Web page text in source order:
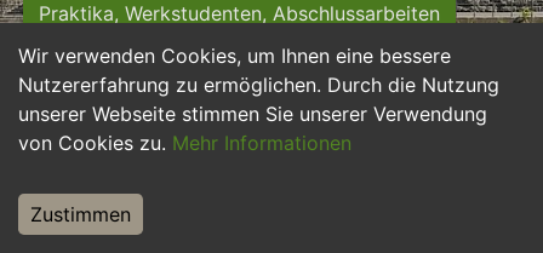
Wir verwenden Cookies, um Ihnen eine bessere
Nutzererfahrung zu ermöglichen. Durch die Nutzung
unserer Webseite stimmen Sie unserer Verwendung
von Cookies zu. Mehr Informationen
Zustimmen
Praktika, Werkstudenten, Abschlussarbeiten
Personalwesen Assistenz, Sekretariat
Hilfskräfte, Aushilfs- und Nebenjobs
Weiterbildung, Studium, duale Ausbildung